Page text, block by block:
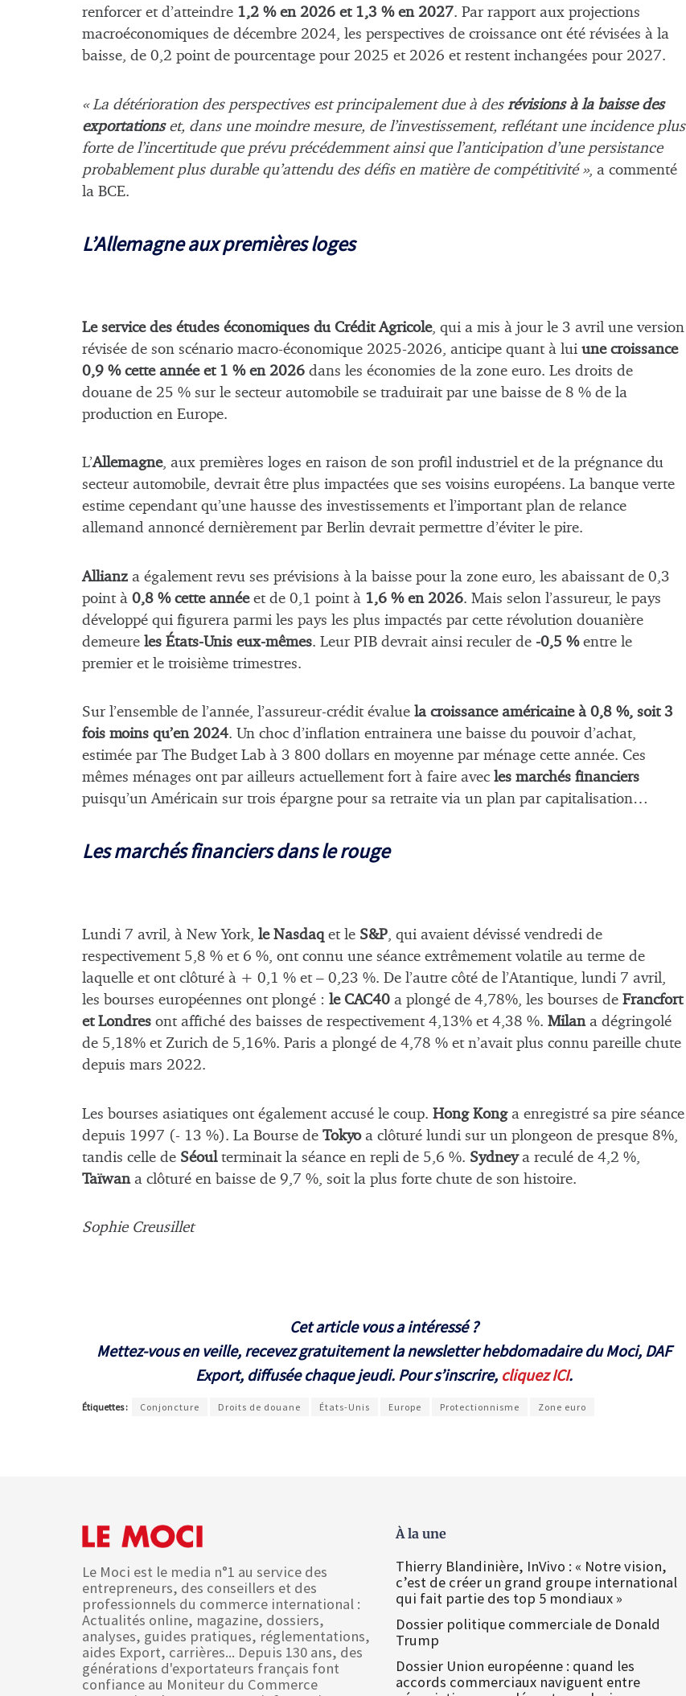
renforcer et d’atteindre 1,2 % en 2026 et 1,3 % en 2027. Par rapport aux projections
macroéconomiques de décembre 2024, les perspectives de croissance ont été révisées à la
baisse, de 0,2 point de pourcentage pour 2025 et 2026 et restent inchangées pour 2027.
« La détérioration des perspectives est principalement due à des révisions à la baisse des
exportationset, dans une moindre mesure, de l’investissement, reflétant une incidence plus
forte de l’incertitude que prévu précédemment ainsi que l’anticipation d’une persistance
probablement plus durable qu’attendu des défis en matière de compétitivité », a commenté
la BCE.
L’Allemagne aux premières loges
Le service des études économiques du Crédit Agricole, qui a mis à jour le 3 avril une version
révisée de son scénario macro-économique 2025-2026, anticipe quant à lui une croissance
0,9 % cette année et 1 % en 2026 dans les économies de la zone euro. Les droits de
douane de 25 % sur le secteur automobile se traduirait par une baisse de 8 % de la
production en Europe.
L’Allemagne, aux premières loges en raison de son profil industriel et de la prégnance du
secteur automobile, devrait être plus impactées que ses voisins européens. La banque verte
estime cependant qu’une hausse des investissements et l’important plan de relance
allemand annoncé dernièrement par Berlin devrait permettre d’éviter le pire.
Allianz a également revu ses prévisions à la baisse pour la zone euro, les abaissant de 0,3
point à 0,8 % cette annéeet de 0,1 point à 1,6 % en 2026. Mais selon l’assureur, le pays
développé qui figurera parmi les pays les plus impactés par cette révolution douanière
demeure les États-Unis eux-mêmes. Leur PIB devrait ainsi reculer de -0,5 %entre le
premier et le troisième trimestres.
Sur l’ensemble de l’année, l’assureur-crédit évalue la croissance américaine à 0,8 %, soit 3
fois moins qu’en 2024. Un choc d’inflation entrainera une baisse du pouvoir d’achat,
estimée par The Budget Lab à 3 800 dollars en moyenne par ménage cette année. Ces
mêmes ménages ont par ailleurs actuellement fort à faire avec les marchés financiers
puisqu’un Américain sur trois épargne pour sa retraite via un plan par capitalisation…
Les marchés financiers dans le rouge
Lundi 7 avril, à New York, le Nasdaq et le S&P, qui avaient dévissé vendredi de
respectivement 5,8 % et 6 %, ont connu une séance extrêmement volatile au terme de
laquelle et ont clôturé à + 0,1 % et – 0,23 %. De l’autre côté de l’Atantique, lundi 7 avril,
les bourses européennes ont plongé : le CAC40 a plongé de 4,78%, les bourses de Francfort
et Londres ont affiché des baisses de respectivement 4,13% et 4,38 %. Milana dégringolé
de 5,18% et Zurich de 5,16%. Paris a plongé de 4,78 % et n’avait plus connu pareille chute
depuis mars 2022.
Les bourses asiatiques ont également accusé le coup. Hong Kong a enregistré sa pire séance
depuis 1997 (- 13 %). La Bourse de Tokyo a clôturé lundi sur un plongeon de presque 8%,
tandis celle de Séoul terminait la séance en repli de 5,6 %. Sydneya reculé de 4,2 %,
Taïwana clôturé en baisse de 9,7 %, soit la plus forte chute de son histoire.
Sophie Creusillet
Cet article vous a intéressé ?
Mettez-vous en veille, recevez gratuitement la newsletter hebdomadaire du Moci, DAF
Export, diffusée chaque jeudi. Pour s’inscrire, cliquez ICI.
Étiquettes : Conjoncture Droits de douane États-Unis Europe Protectionnisme Zone euro
Le Moci est le media n°1 au service des
entrepreneurs, des conseillers et des
professionnels du commerce international :
Actualités online, magazine, dossiers,
analyses, guides pratiques, réglementations,
aides Export, carrières... Depuis 130 ans, des
générations d'exportateurs français font
confiance au Moniteur du Commerce
À la une
Thierry Blandinière, InVivo : « Notre vision,
c’est de créer un grand groupe international
qui fait partie des top 5 mondiaux »
Dossier politique commerciale de Donald
Trump
Dossier Union européenne : quand les
accords commerciaux naviguent entre